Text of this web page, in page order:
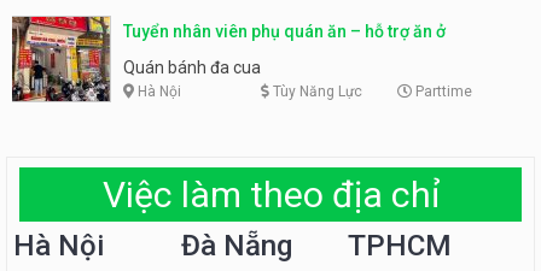
Tuyển nhân viên phụ quán ăn – hỗ trợ ăn ở
Quán bánh đa cua
Hà Nội Tùy Năng Lực Parttime
Việc làm theo địa chỉ
Hà Nội Đà Nẵng TPHCM